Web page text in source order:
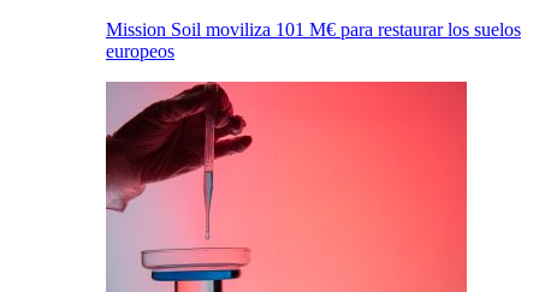
Mission Soil moviliza 101 M€ para restaurar los suelos
europeos